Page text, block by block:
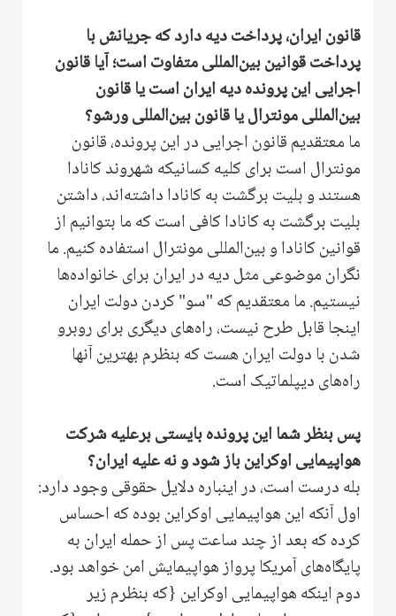
قانون ایران، پرداخت دیه دارد که جریانش با
پرداخت قوانین بین‌المللی متفاوت است؛ آیا قانون
اجرایی این پرونده دیه ایران است یا قانون
بین‌المللی مونترال یا قانون بین‌المللی ورشو؟
ما معتقدیم قانون اجرایی در این پرونده، قانون
مونترال است برای کلیه کسانیکه شهروند کانادا
هستند و بلیت برگشت به کانادا داشته‌اند، داشتن
بلیت برگشت به کانادا کافی است که ما بتوانیم از
قوانین کانادا و بین‌المللی مونترال استفاده کنیم. ما
نگران موضوعی مثل دیه در ایران برای خانواده‌ها
نیستیم. ما معتقدیم که "سو" کردن دولت ایران
اینجا قابل طرح نیست، راه‌های دیگری برای روبرو
شدن با دولت ایران هست که بنظرم بهترین آنها
راه‌های دیپلماتیک است.
پس بنظر شما این پرونده بایستی برعلیه شرکت
هواپیمایی اوکراین باز شود و نه علیه ایران؟
بله درست است، در اینباره دلایل حقوقی وجود دارد:
اول آنکه این هواپیمایی اوکراین بوده که احساس
کرده که بعد از چند ساعت پس از حمله ایران به
پایگاه‌های آمریکا پرواز هواپیمایش امن خواهد بود.
دوم اینکه هواپیمایی اوکراین {که بنظرم زیر